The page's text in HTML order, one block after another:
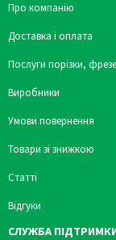
Про компанію
Доставка і оплата
Послуги порізки,
Виробники
Умови повернення
Товари зі знижкою
Статті
Відгуки
СЛУЖБА